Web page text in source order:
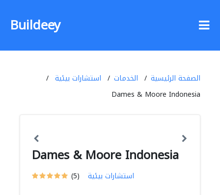
Buildeey
الصفحة الرئيسية الخدمات
استشارات بيئية
Dames & Moore Indonesia
Dames & Moore Indonesia
(5) استشارات بيئية